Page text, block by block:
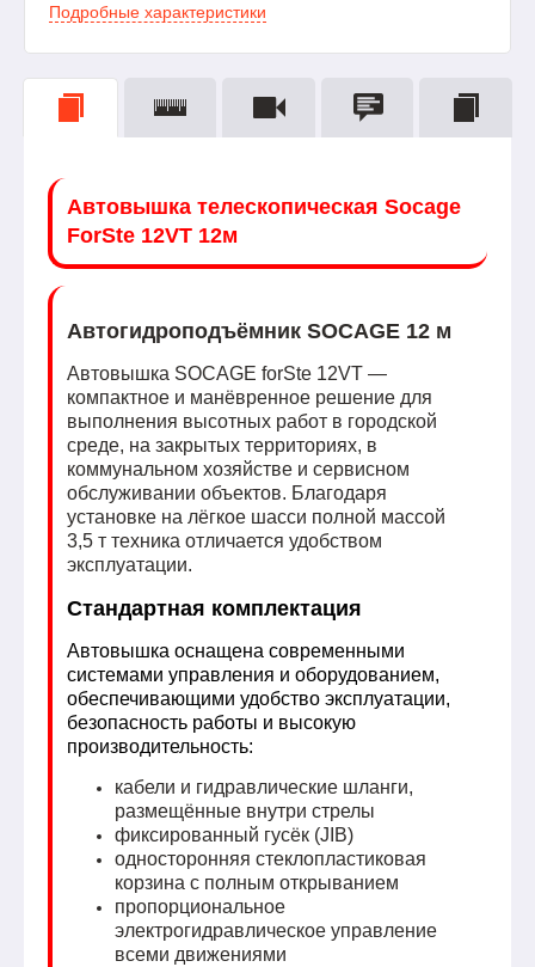
Подробные характеристики
Автовышка телескопическая Socage
ForSte 12VT 12м
Автогидроподъёмник SOCAGE 12 м
Автовышка SOCAGE forSte 12VT —
компактное и манёвренное решение для
выполнения высотных работ в городской
среде, на закрытых территориях, в
коммунальном хозяйстве и сервисном
обслуживании объектов. Благодаря
установке на лёгкое шасси полной массой
3,5 т техника отличается удобством
эксплуатации.
Стандартная комплектация
Автовышка оснащена современными
системами управления и оборудованием,
обеспечивающими удобство эксплуатации,
безопасность работы и высокую
производительность:
кабели и гидравлические шланги,
размещённые внутри стрелы
фиксированный гусёк (JIB)
односторонняя стеклопластиковая
корзина с полным открыванием
пропорциональное
электрогидравлическое управление
всеми движениями